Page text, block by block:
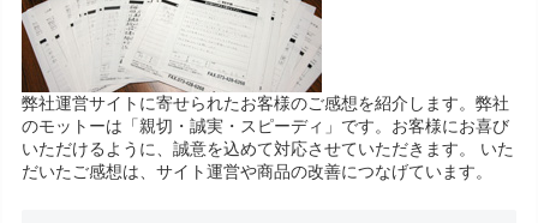
弊社運営サイトに寄せられたお客様のご感想を紹介します。弊社
のモットーは「親切・誠実・スピーディ」です。お客様にお喜び
いただけるように、誠意を込めて対応させていただきます。 いた
だいたご感想は、サイト運営や商品の改善につなげています。